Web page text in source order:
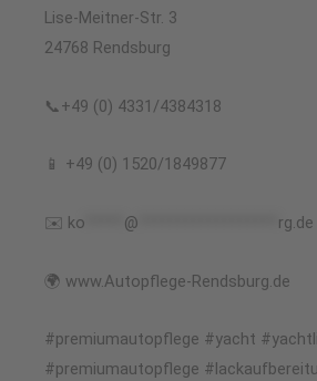
Lise-Meitner-Str. 3
24768 Rendsburg
📞+49 (0) 4331/4384318
📱 +49 (0) 1520/1849877
✉️ ko @ rg.de
🌍 www.Autopflege-Rendsburg.de
#premiumautopflege #yacht
#premiumautopflege